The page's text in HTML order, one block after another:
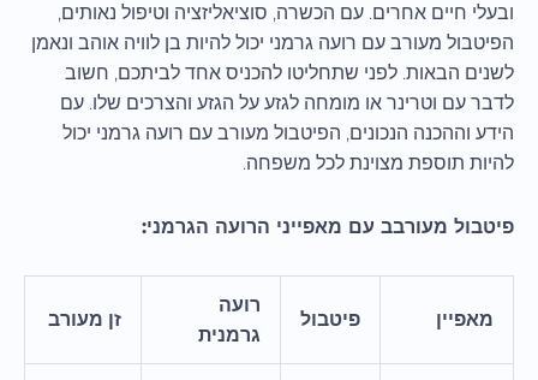
ובעלי חיים אחרים. עם הכשרה, סוציאליזציה וטיפול נאותים,
הפיטבול מעורב עם רועה גרמני יכול להיות בן לוויה אוהב ונאמן
לשנים הבאות. לפני שתחליטו להכניס אחד לביתכם, חשוב
לדבר עם וטרינר או מומחה לגזע על הגזע והצרכים שלו. עם
הידע וההכנה הנכונים, הפיטבול מעורב עם רועה גרמני יכול
להיות תוספת מצוינת לכל משפחה.
פיטבול מעורבב עם מאפייני הרועה הגרמני:
מאפיין פיטבול
רועה
גרמנית
זן מעורב